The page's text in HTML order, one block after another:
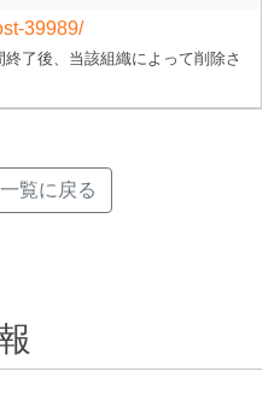
39989/
了後、当該組織によって削除さ
覧に戻る